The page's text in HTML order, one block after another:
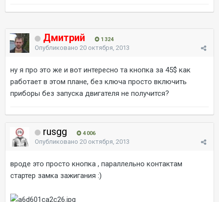
Дмитрий 1 324
Опубликовано 20 октября, 2013
ну я про это же и вот интересно та кнопка за 45$ как
работает в этом плане, без ключа просто включить
приборы без запуска двигателя не получится?
rusgg 4 006
Опубликовано 20 октября, 2013
вроде это просто кнопка , параллельно контактам
стартер замка зажигания :)